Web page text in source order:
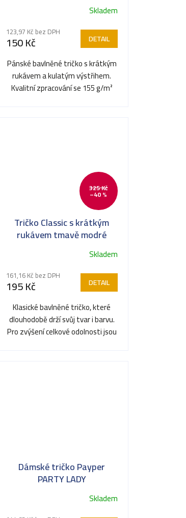
Skladem
123,97 Kč bez DPH
150 Kč DETAIL
Pánské bavlněné tričko s krátkým
rukávem a kulatým výstřihem.
Kvalitní zpracování se 155 g/m²
325 Kč
–40 %
Tričko Classic s krátkým
rukávem tmavě modré
Skladem
161,16 Kč bez DPH
195 Kč DETAIL
Klasické bavlněné tričko, které
dlouhodobě drží svůj tvar i barvu.
Pro zvýšení celkové odolnosti jsou
Dámské tričko Payper
PARTY LADY
Skladem